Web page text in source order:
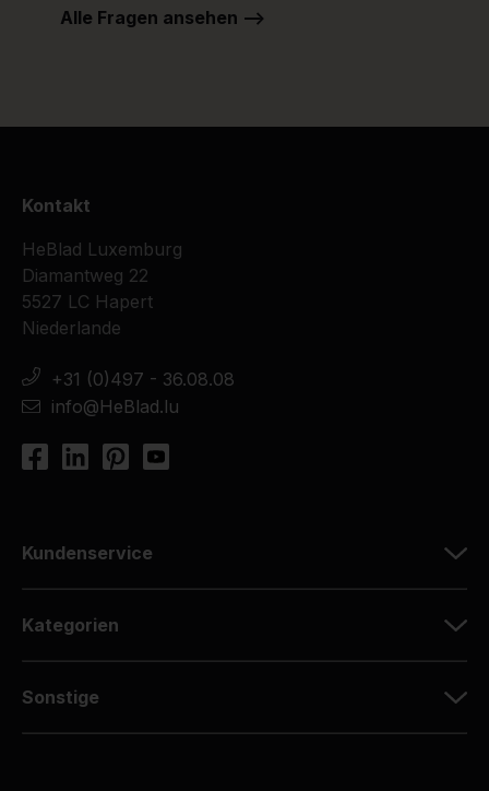
Alle Fragen ansehen -->
Kontakt
HeBlad Luxemburg
Diamantweg 22
5527 LC Hapert
Niederlande
+31 (0)497 - 36.08.08
info@HeBlad.lu
Kundenservice
Kategorien
Sonstige